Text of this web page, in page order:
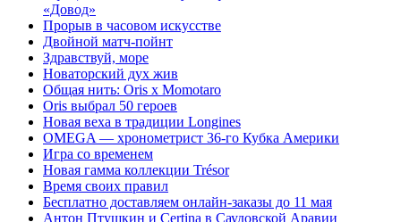
«Довод»
Прорыв в часовом искусстве
Двойной матч-пойнт
Здравствуй, море
Новаторский дух жив
Общая нить: Oris x Momotaro
Oris выбрал 50 героев
Новая веха в традиции Longines
OMEGA — хронометрист 36-го Кубка Америки
Игра со временем
Новая гамма коллекции Trésor
Время своих правил
Бесплатно доставляем онлайн-заказы до 11 мая
Антон Птушкин и Certina в Саудовской Аравии